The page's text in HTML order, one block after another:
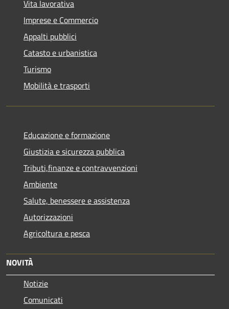
Vita lavorativa
Imprese e Commercio
Appalti pubblici
Catasto e urbanistica
Turismo
Mobilità e trasporti
Educazione e formazione
Giustizia e sicurezza pubblica
Tributi,finanze e contravvenzioni
Ambiente
Salute, benessere e assistenza
Autorizzazioni
Agricoltura e pesca
NOVITÀ
Notizie
Comunicati